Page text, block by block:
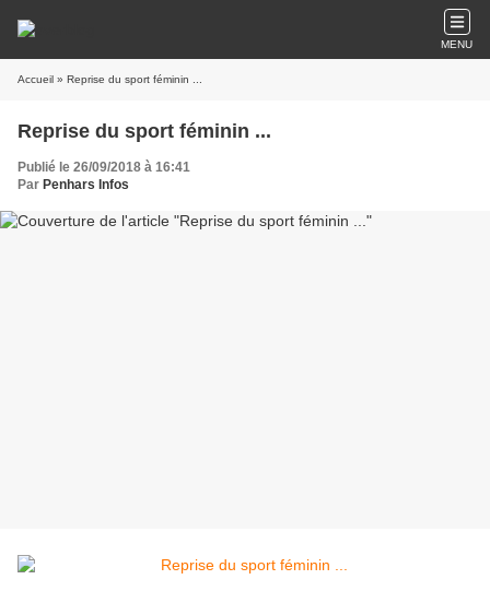
MENU
Accueil » Reprise du sport féminin ...
Reprise du sport féminin ...
Publié le 26/09/2018 à 16:41
Par Penhars Infos